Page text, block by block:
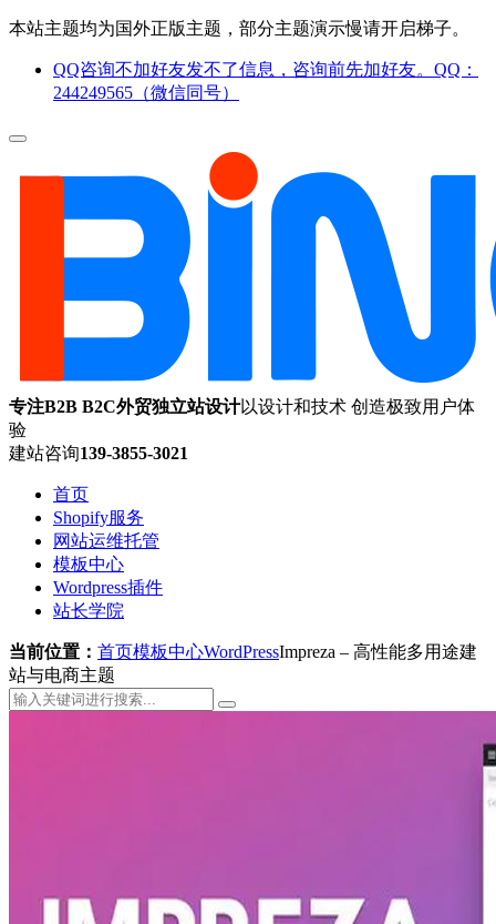
本站主题均为国外正版主题，部分主题演示慢请开启梯子。
QQ咨询不加好友发不了信息，咨询前先加好友。QQ：
244249565（微信同号）
专注B2B B2C外贸独立站设计以设计和技术 创造极致用户体
验
建站咨询139-3855-3021
首页
Shopify服务
网站运维托管
模板中心
Wordpress插件
站长学院
当前位置： 首页模板中心WordPressImpreza – 高性能多用途建
站与电商主题